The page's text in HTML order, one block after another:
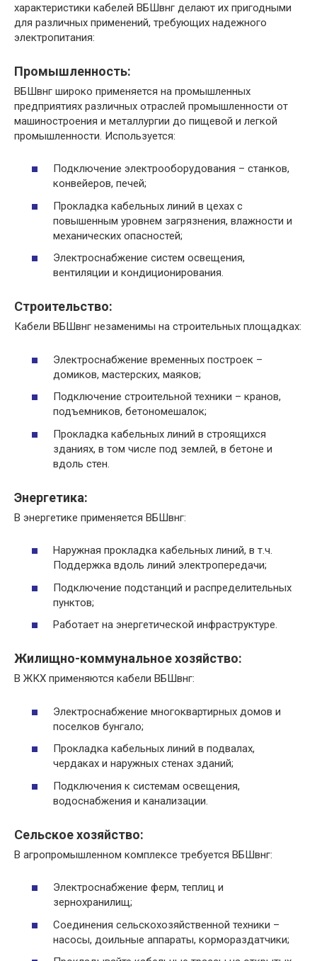
характеристики кабелей ВБШвнг делают их пригодными
для различных применений, требующих надежного
электропитания:
Промышленность:
ВБШвнг широко применяется на промышленных
предприятиях различных отраслей промышленности от
машиностроения и металлургии до пищевой и легкой
промышленности. ​Используется:
Подключение электрооборудования – станков,
конвейеров, печей;
Прокладка кабельных линий в цехах с
повышенным уровнем загрязнения, влажности и
механических опасностей;
Электроснабжение систем освещения,
вентиляции и кондиционирования.​
Строительство:
Кабели ВБШвнг незаменимы на строительных площадках:
Электроснабжение временных построек –
домиков, мастерских, маяков;
Подключение строительной техники – кранов,
подъемников, бетономешалок;
Прокладка кабельных линий в строящихся
зданиях, в том числе под землей, в бетоне и
вдоль стен.​
Энергетика:
В энергетике применяется ВБШвнг:
Наружная прокладка кабельных линий, в т.ч.
Поддержка вдоль линий электропередачи;
Подключение подстанций и распределительных
пунктов;
Работает на энергетической инфраструктуре.​
Жилищно-коммунальное хозяйство:
В ЖКХ применяются кабели ВБШвнг:
Электроснабжение многоквартирных домов и
поселков бунгало;
Прокладка кабельных линий в подвалах,
чердаках и наружных стенах зданий;
Подключения к системам освещения,
водоснабжения и канализации.​
Сельское хозяйство:
В агропромышленном комплексе требуется ВБШвнг:
Электроснабжение ферм, теплиц и
зернохранилищ;
Соединения сельскохозяйственной техники –
насосы, доильные аппараты, кормораздатчики;